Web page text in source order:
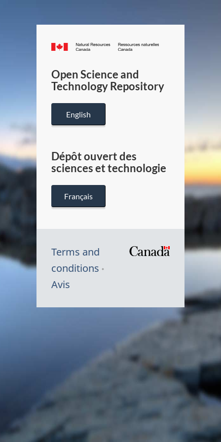
Canada.ca
/
Canada
Open Science and
Technology Repository
English
Dépôt ouvert des
sciences et technologie
Français
Terms and
conditions
Avis
du